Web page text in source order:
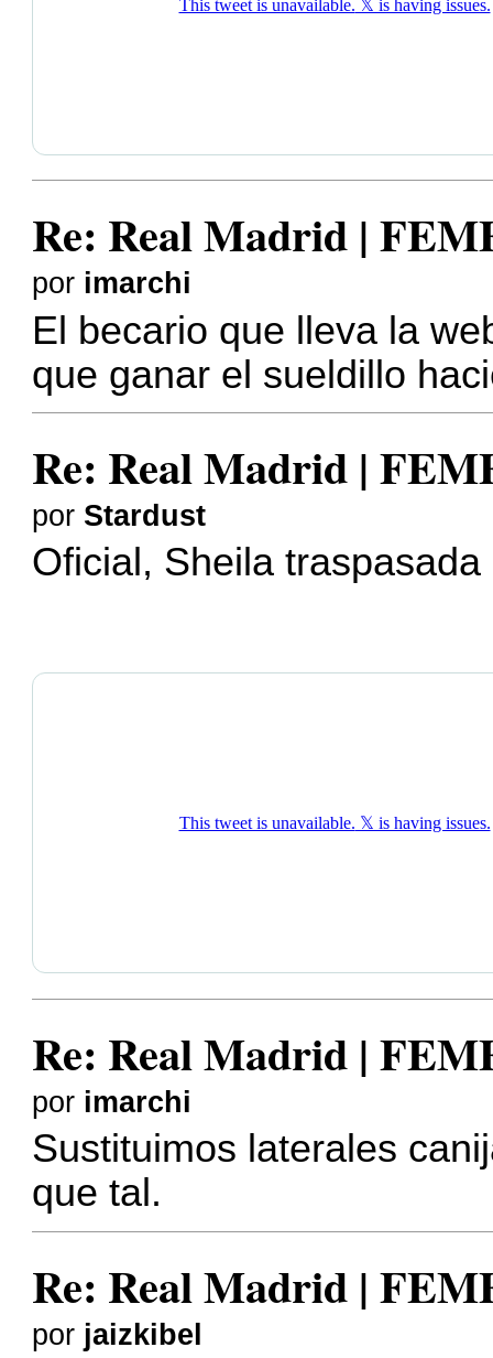
Re: Real Madrid |
por imarchi
El becario que lleva la
que ganar el sueldillo
Re: Real Madrid |
por Stardust
Oficial, Sheila traspasada
Re: Real Madrid |
por imarchi
Sustituimos laterales
que tal.
Re: Real Madrid |
por jaizkibel